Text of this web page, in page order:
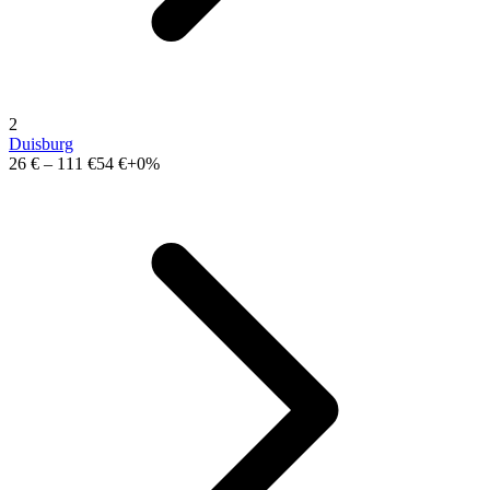
2
Duisburg
26 € – 111 €54 €+0%